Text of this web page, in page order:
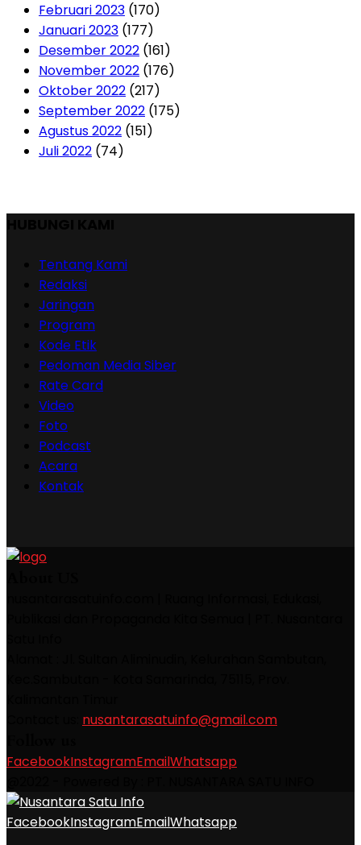
Februari 2023 (170)
Januari 2023 (177)
Desember 2022 (161)
November 2022 (176)
Oktober 2022 (217)
September 2022 (175)
Agustus 2022 (151)
Juli 2022 (74)
Tentang Kami
Redaksi
Jaringan
Program
Kode Etik
Pedoman Media Siber
Rate Card
Video
Foto
Podcast
Acara
Kontak
nusantarasatuinfo@gmail.com
FacebookInstagramEmailWhatsapp
FacebookInstagramEmailWhatsapp